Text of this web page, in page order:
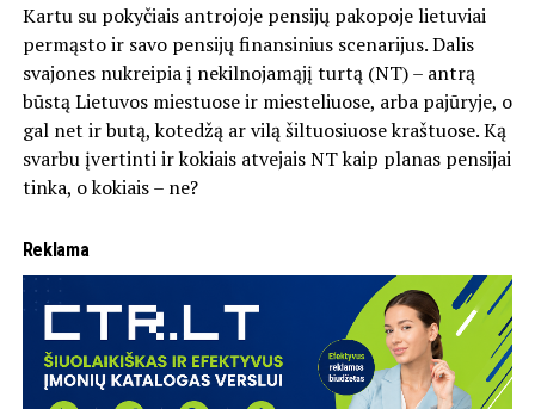
Kartu su pokyčiais antrojoje pensijų pakopoje lietuviai
permąsto ir savo pensijų finansinius scenarijus. Dalis
svajones nukreipia į nekilnojamąjį turtą (NT) – antrą
būstą Lietuvos miestuose ir miesteliuose, arba pajūryje, o
gal net ir butą, kotedžą ar vilą šiltuosiuose kraštuose. Ką
svarbu įvertinti ir kokiais atvejais NT kaip planas pensijai
tinka, o kokiais – ne?
Reklama